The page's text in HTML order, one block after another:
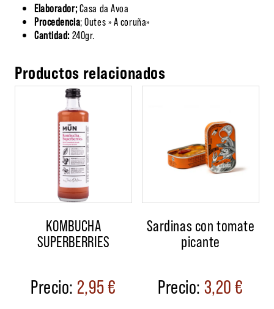
Elaborador;Casa da Avoa
Procedencia; Outes » A coruña»
Cantidad: 240gr.
Productos relacionados
KOMBUCHA
SUPERBERRIES
2,95€
Sardinas con tomate
picante
3,20€